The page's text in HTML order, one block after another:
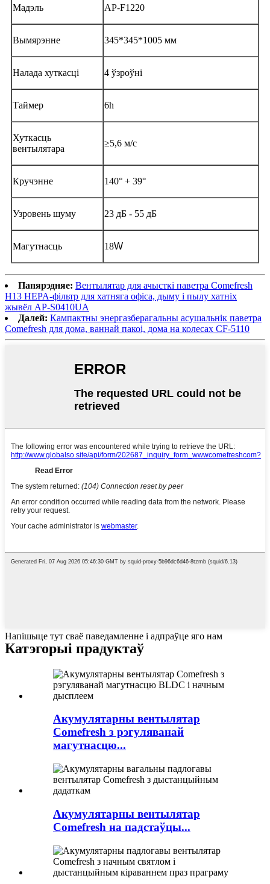
Мадэль AP-F1220
Вымярэнне 345*345*1005 мм
Налада хуткасці 4 ўзроўні
Таймер 6h
Хуткасць
вентылятара
≥5,6 м/с
Кручэнне 140° + 39°
Узровень шуму 23 дБ - 55 дБ
Магутнасць 18W
Папярэдняе: Вентылятар для ачысткі паветра Comefresh
H13 HEPA-фільтр для хатняга офіса, дыму і пылу хатніх
жывёл AP-S0410UA
Далей: Кампактны энергазберагальны асушальнік паветра
Comefresh для дома, ваннай пакоі, дома на колесах CF-5110
Напішыце тут сваё паведамленне і адпраўце яго нам
Катэгорыі прадуктаў
Акумулятарны вентылятар
Comefresh з рэгуляванай
магутнасцю...
Акумулятарны вентылятар
Comefresh на падстаўцы...